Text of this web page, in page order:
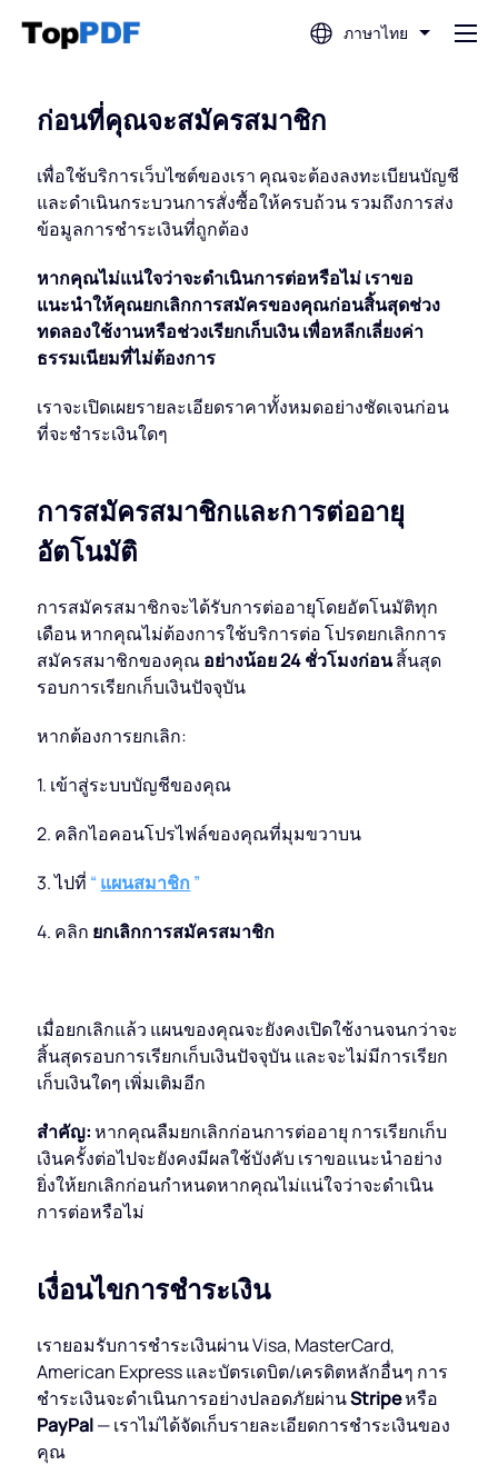
ภาษาไทย
แก้ไข PDF
แปล PDF
รวม PDF
แยกไฟล์ PDF
แปลงไฟล์ PDF เป็น WORD
PDF เป็น EXCEL
แปลงไฟล์ PDF เป็น PPT
PDF เป็น JPG
แปลงเป็น PDF
แปลง WORD เป็น PDF
แปลง EXCEL เป็น PDF
PPT เป็น PDF
JPG เป็น PDF
แปลงเป็น JPG
แปลง WORD เป็น JPG
แปลง EXCEL เป็น JPG
PPT เป็น JPG
PDF เป็น JPG
ติดต่อเรา
ก่อนที่คุณจะสมัครสมาชิก
เพื่อใช้บริการเว็บไซต์ของเรา คุณจะต้องลงทะเบียนบัญชี
และดำเนินกระบวนการสั่งซื้อให้ครบถ้วน รวมถึงการส่ง
ข้อมูลการชำระเงินที่ถูกต้อง
หากคุณไม่แน่ใจว่าจะดำเนินการต่อหรือไม่ เราขอ
แนะนำให้คุณยกเลิกการสมัครของคุณก่อนสิ้นสุดช่วง
ทดลองใช้งานหรือช่วงเรียกเก็บเงิน เพื่อหลีกเลี่ยงค่า
ธรรมเนียมที่ไม่ต้องการ
เราจะเปิดเผยรายละเอียดราคาทั้งหมดอย่างชัดเจนก่อน
ที่จะชำระเงินใดๆ
การสมัครสมาชิกและการต่ออายุ
อัตโนมัติ
การสมัครสมาชิกจะได้รับการต่ออายุโดยอัตโนมัติทุก
เดือน หากคุณไม่ต้องการใช้บริการต่อ โปรดยกเลิกการ
สมัครสมาชิกของคุณอย่างน้อย 24 ชั่วโมงก่อนสิ้นสุด
รอบการเรียกเก็บเงินปัจจุบัน
หากต้องการยกเลิก:
1. เข้าสู่ระบบบัญชีของคุณ
2. คลิกไอคอนโปรไฟล์ของคุณที่มุมขวาบน
3. ไปที่ “ แผนสมาชิก ”
4. คลิก ยกเลิกการสมัครสมาชิก
เมื่อยกเลิกแล้ว แผนของคุณจะยังคงเปิดใช้งานจนกว่าจะ
สิ้นสุดรอบการเรียกเก็บเงินปัจจุบัน และจะไม่มีการเรียก
เก็บเงินใดๆ เพิ่มเติมอีก
สำคัญ:หากคุณลืมยกเลิกก่อนการต่ออายุ การเรียกเก็บ
เงินครั้งต่อไปจะยังคงมีผลใช้บังคับ เราขอแนะนำอย่าง
ยิ่งให้ยกเลิกก่อนกำหนดหากคุณไม่แน่ใจว่าจะดำเนิน
การต่อหรือไม่
เงื่อนไขการชำระเงิน
เรายอมรับการชำระเงินผ่าน Visa, MasterCard,
American Express และบัตรเดบิต/เครดิตหลักอื่นๆ การ
ชำระเงินจะดำเนินการอย่างปลอดภัยผ่านStripeหรือ
PayPal— เราไม่ได้จัดเก็บรายละเอียดการชำระเงินของ
คุณ